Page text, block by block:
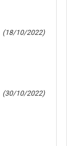
(18/10/2022)
(30/10/2022)